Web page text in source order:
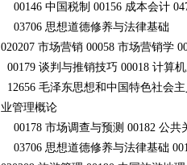
00146 中国税制 00156 成本会计
03706 思想道德修养与法律基础
020207 市场营销 00058 市场营销学
00179 谈判与推销技巧 00018 计算
12656 毛泽东思想和中国特色社会
业管理概论
00178 市场调查与预测 00182 公共
03706 思想道德修养与法律基础